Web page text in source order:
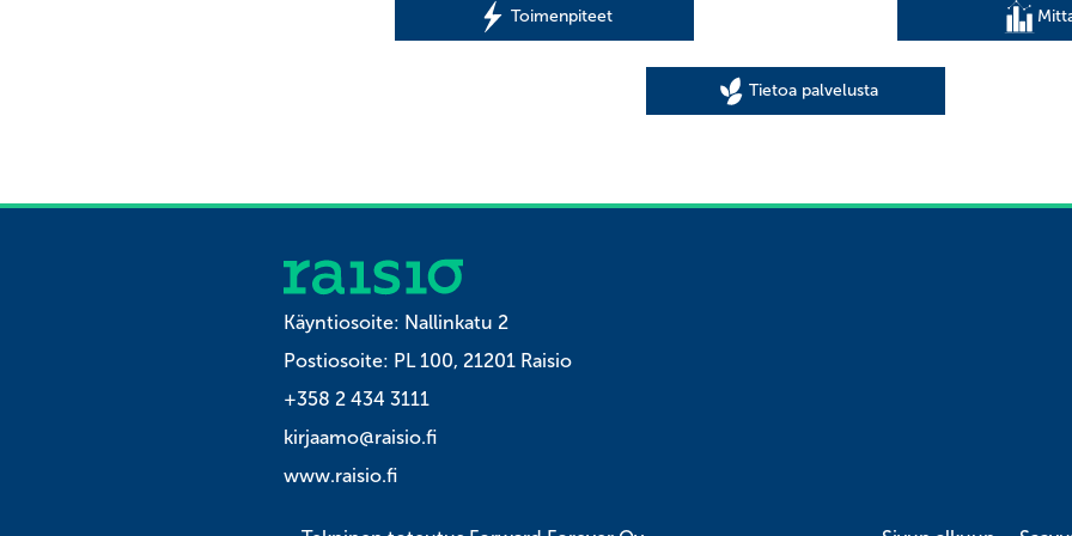
Friisilän verstailla pääsi osallistumaan
monimuotoisuuden
Toimenpiteet
Tietoa palvelusta
Käyntiosoite: Nallinkatu 2
Postiosoite: PL 100, 21201 Raisio
+358 2 434 3111
kirjaamo@raisio.fi
www.raisio.fi